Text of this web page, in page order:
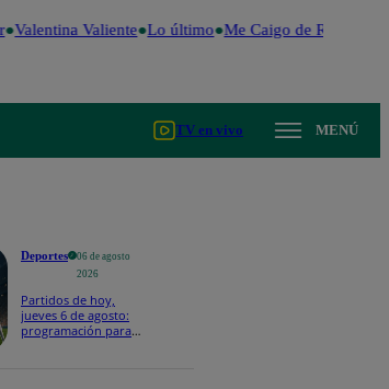
Valentina Valiente Lo último Me Caigo de Risa
TV en vivo MENÚ
Deportes
06 de agosto
2026
Partidos de hoy,
jueves 6 de agosto:
programación para